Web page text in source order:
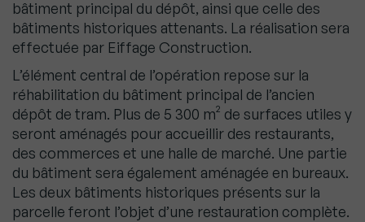
bâtiment principal du dépôt, ainsi que celle des
bâtiments historiques attenants. La réalisation sera
effectuée par Eiffage Construction.
L’élément central de l’opération repose sur la
réhabilitation du bâtiment principal de l’ancien
dépôt de tram. Plus de 5 300 m² de surfaces utiles y
seront aménagés pour accueillir des restaurants,
des commerces et une halle de marché. Une partie
du bâtiment sera également aménagée en bureaux.
Les deux bâtiments historiques présents sur la
parcelle feront l’objet d’une restauration complète.